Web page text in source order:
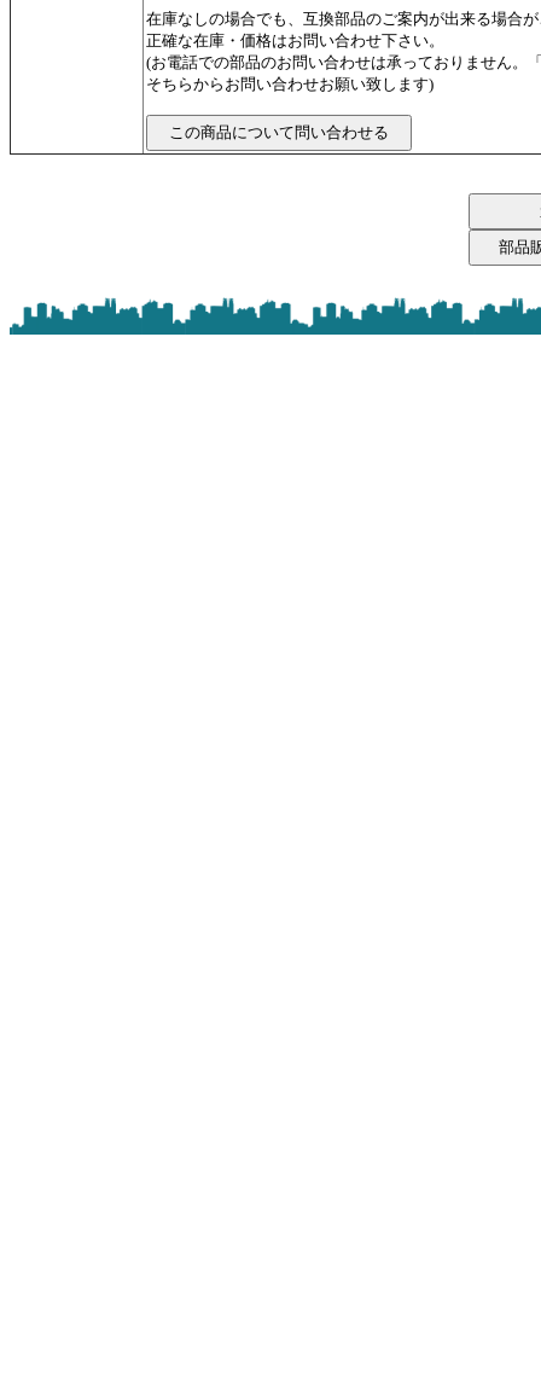
在庫なしの場合でも、互換部品のご案内が出来る場合
正確な在庫・価格はお問い合わせ下さい。
(お電話での部品のお問い合わせは承っておりません。
そちらからお問い合わせお願い致します)